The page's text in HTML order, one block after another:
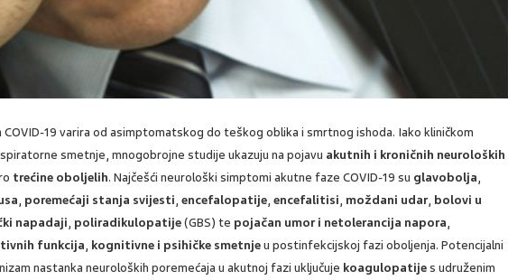
COVID-19 varira od asimptomatskog do teškog oblika i smrtnog ishoda. Iako kliničkom
smetnje, mnogobrojne studije ukazuju na pojavu akutnih i kroničnih neuroloških
trećine oboljelih. Najčešći neurološki simptomi akutne faze COVID-19 su glavobolja,
, poremećaji stanja svijesti,encefalopatije,encefalitisi, moždani udar, bolovi u
napadaji, poliradikulopatije(GBS) te pojačan umor i netolerancija napora,
funkcija, kognitivne i psihičke smetnjeu postinfekcijskoj fazi oboljenja. Potencijalni
nastanka neuroloških poremećaja u akutnoj fazi uključuje koagulopatijes udruženim